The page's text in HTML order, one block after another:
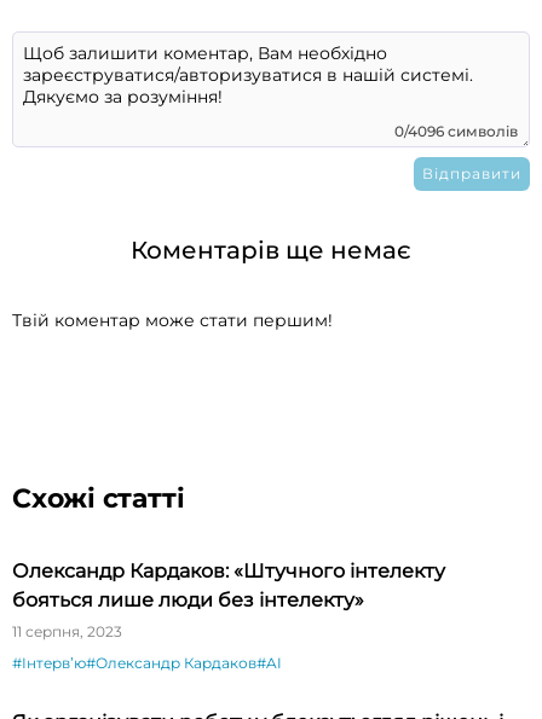
0/4096 символів
Коментарів ще немає
Твій коментар може стати першим!
Схожі статті
Олександр Кардаков: «Штучного інтелекту
бояться лише люди без інтелекту»
11 серпня, 2023
#Інтервʼю#Олександр Кардаков#AI